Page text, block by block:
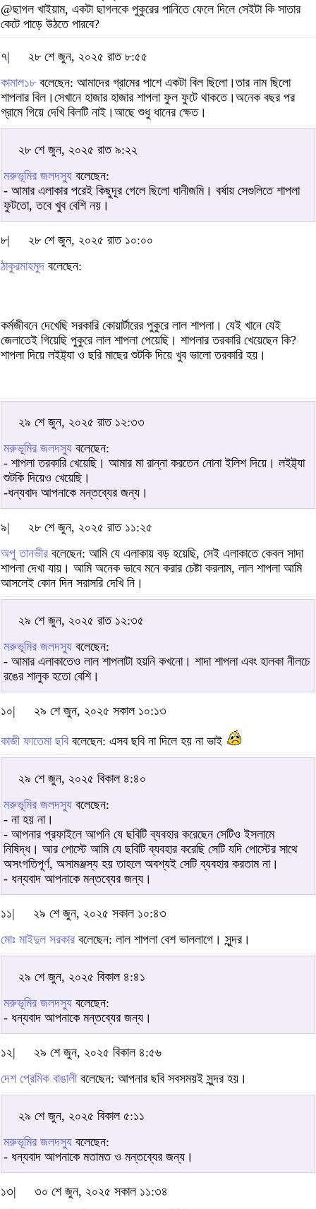
@ছাগল খাইয়াম, একটা ছাগলকে পুকুরের পানিতে ফেলে দিলে সেইটা কি সাতার
কেটে পাড়ে উঠতে পারবে?
৭|
২৮ শে জুন, ২০২৫ রাত ৮:৫৫
কামাল১৮বলেছেন: আমাদের গ্রামের পাশে একটা বিল ছিলো।তার নাম ছিলো
শাপলার বিল।সেখানে হাজার হাজার শাপলা ফুল ফুটে থাকতে।অনেক বছর পর
গ্রামে গিয়ে দেখি বিলটি নাই।আছে শুধু ধানের ক্ষেত।
২৮ শে জুন, ২০২৫ রাত ৯:২২
মরুভূমির জলদস্যু বলেছেন:
- আমার এলাকার পরেই কিছুদূর গেলে ছিলো ধানীজমি। বর্ষায় সেগুলিতে শাপলা
ফুটতো, তবে খুব বেশি নয়।
৮|
২৮ শে জুন, ২০২৫ রাত ১০:০০
ঠাকুরমাহমুদ বলেছেন:
কর্মজীবনে দেখেছি সরকারি কোয়ার্টারের পুকুরে লাল শাপলা। যেই খানে যেই
জেলাতেই গিয়েছি পুকুরে লাল শাপলা পেয়েছি। শাপলার তরকারি খেয়েছেন কি?
শাপলা দিয়ে লইট্ট্যা ও ছরি মাছের শুটকি দিয়ে খুব ভালো তরকারি হয়।
২৯ শে জুন, ২০২৫ রাত ১২:৩৩
মরুভূমির জলদস্যু বলেছেন:
- শাপলা তরকারি খেয়েছি। আমার মা রান্না করতেন নোনা ইলিশ দিয়ে। লইট্ট্যা
শুটকি দিয়েও খেয়েছি।
-ধন্যবাদ আপনাকে মন্তব্যের জন্য।
৯|
২৮ শে জুন, ২০২৫ রাত ১১:২৫
অপু তানভীর বলেছেন: আমি যে এলাকায় বড় হয়েছি, সেই এলাকাতে কেবল সাদা
শাপলা দেখা যায়। আমি অনেক ভাবে মনে করার চেষ্টা করলাম, লাল শাপলা আমি
আসলেই কোন দিন সরাসরি দেখি নি।
২৯ শে জুন, ২০২৫ রাত ১২:৩৫
মরুভূমির জলদস্যু বলেছেন:
- আমার এলাকাতেও লাল শাপলাটা হয়নি কখনো। শাদা শাপলা এবং হালকা নীলচে
রঙের শালুক হতো বেশি।
১০| ২৯ শে জুন, ২০২৫ সকাল ১০:১৩
কাজী ফাতেমা ছবি বলেছেন: এসব ছবি না দিলে হয় না ভাই
২৯ শে জুন, ২০২৫ বিকাল ৪:৪০
মরুভূমির জলদস্যু বলেছেন:
- না হয় না।
- আপনার প্রফাইলে আপনি যে ছবিটি ব্যবহার করেছেন সেটিও ইসলামে
নিষিদ্ধ। আর পোস্টে আমি যে ছবিটি ব্যবহার করেছি সেটি যদি পোস্টের সাথে
অসংগতিপূর্ণ, অসামঞ্জস্য হয় তাহলে অবশ্যই সেটি ব্যবহার করতাম না।
- ধন্যবাদ আপনাকে মন্তব্যের জন্য।
১১|
২৯ শে জুন, ২০২৫ সকাল ১০:৪৩
মোঃ মাইদুল সরকার বলেছেন: লাল শাপলা বেশ ভাললাগে। সুন্দর।
২৯ শে জুন, ২০২৫ বিকাল ৪:৪১
মরুভূমির জলদস্যু বলেছেন:
- ধন্যবাদ আপনাকে মন্তব্যের জন্য।
১২|
২৯ শে জুন, ২০২৫ বিকাল ৪:৫৬
দেশ প্রেমিক বাঙালীবলেছেন: আপনার ছবি সবসময়ই সুন্দর হয়।
২৯ শে জুন, ২০২৫ বিকাল ৫:১১
মরুভূমির জলদস্যু বলেছেন:
- ধন্যবাদ আপনাকে মতামত ও মন্তব্যের জন্য।
১৩|
৩০ শে জুন, ২০২৫ সকাল ১১:৩৪